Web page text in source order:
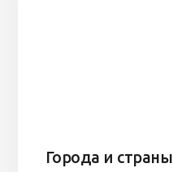
Города и страны